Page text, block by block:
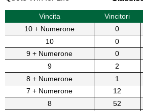
Vincita Vincitori
10 + Numerone
0
10
0
9 + Numerone
0
9
2
8 + Numerone
1
7 + Numerone
12
8
52